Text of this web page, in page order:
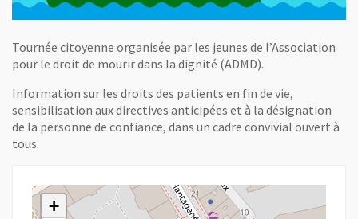
Tournée citoyenne organisée par les jeunes de l’Association
pour le droit de mourir dans la dignité (ADMD).
Information sur les droits des patients en fin de vie,
sensibilisation aux directives anticipées et à la désignation
de la personne de confiance, dans un cadre convivial ouvert à
tous.
+